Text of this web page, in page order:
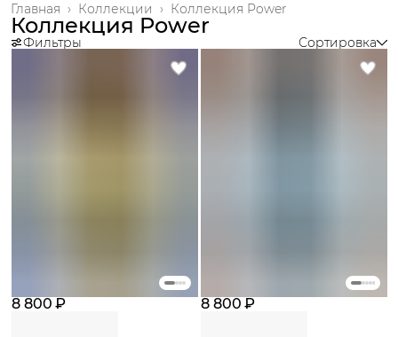
Коллекция Power
Коллекции ›
Главная ›
Коллекция Power
Фильтры Сортировка
8 800 ₽ 8 800 ₽